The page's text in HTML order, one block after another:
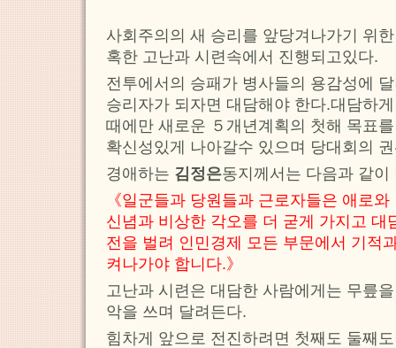
사회주의의 새 승리를 앞당겨나가기 위
혹한 고난과 시련속에서 진행되고있다.
전투에서의 승패가 병사들의 용감성에
승리자가 되자면 대담해야 한다.대담하
때에만 새로운 ５개년계획의 첫해 목표
확신성있게 나아갈수 있으며 당대회의
경애하는 김정은동지께서는 다음과 같이
《일군들과 당원들과 근로자들은 애로
신념과 비상한 각오를 더 굳게 가지고 대
전을 벌려 인민경제 모든 부문에서 기적
켜나가야 합니다.》
고난과 시련은 대담한 사람에게는 무릎
악을 쓰며 달려든다.
힘차게 앞으로 전진하려면 첫째도 둘째